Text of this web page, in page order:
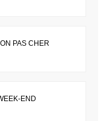
PAS CHER
END